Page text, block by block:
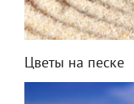
Цветы на песке